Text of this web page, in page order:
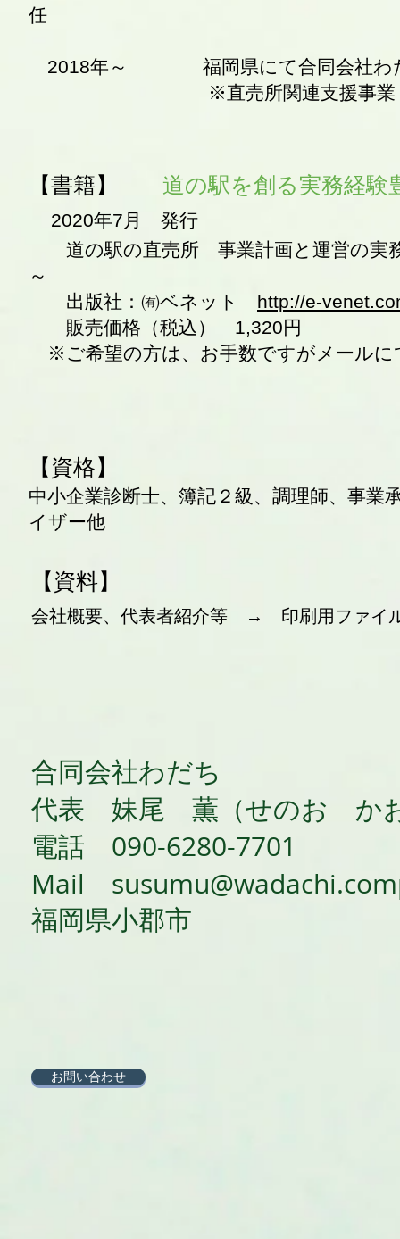
任
2018年～ 福岡県にて合同会社わ
※直売所関連支援事業
【書籍】 道の駅を創る実務経験
2020年7月 発行
道の駅の直売所 事業計画と運営の実
～
出版社：㈲ベネット http://e-
​ 販売価格（税込） 1,320円
※ご希望の方は、お手数ですがメールに
【資格】
中小企業診断士、簿記２級、調理師、事
イザー他
【資料】
会社概要、代表者紹介等 → 印刷用ファイ
​合同会社わだち
代表 妹尾 薫（せのお か
電話 090-6280-7701
​Mail
​福岡県小郡市
お問い合わせ